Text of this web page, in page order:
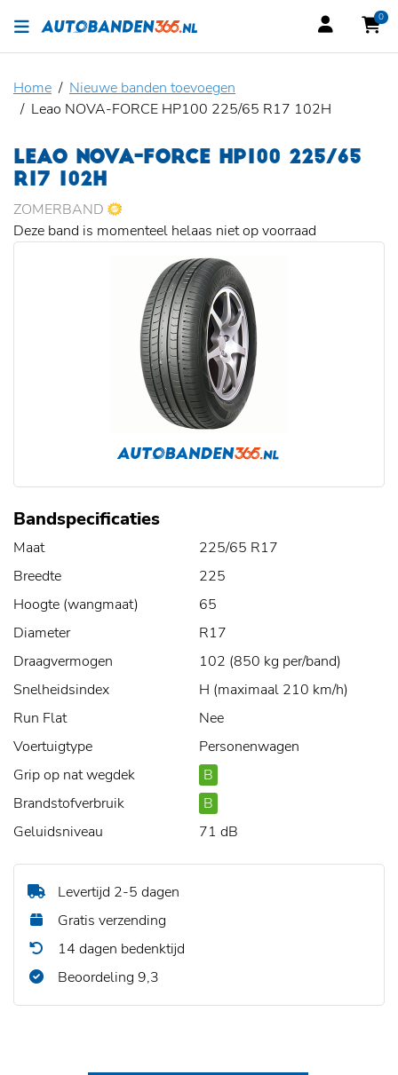
0
Home
Nieuwe banden toevoegen
Leao NOVA-FORCE HP100 225/65 R17 102H
LEAO NOVA-FORCE HP100 225/65
R17 102H
ZOMERBAND
Deze band is momenteel helaas niet op voorraad
Bandspecificaties
Maat
225/65 R17
Breedte
225
Hoogte (wangmaat)
65
Diameter
R17
Draagvermogen
102 (850 kg per/band)
Snelheidsindex
H (maximaal 210 km/h)
Run Flat
Nee
Voertuigtype
Personenwagen
Grip op nat wegdek
B
Brandstofverbruik
B
Geluidsniveau
71 dB
Levertijd 2-5 dagen
Gratis verzending
14 dagen bedenktijd
Beoordeling 9,3